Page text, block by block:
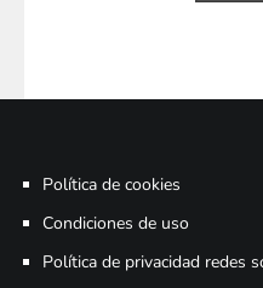
Política de cookies
Condiciones de uso
Política de privacidad redes